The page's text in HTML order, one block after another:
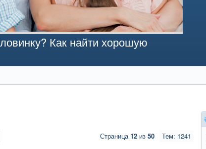
Как найти хорошую
Тем: 1241
Страница 12 из 50